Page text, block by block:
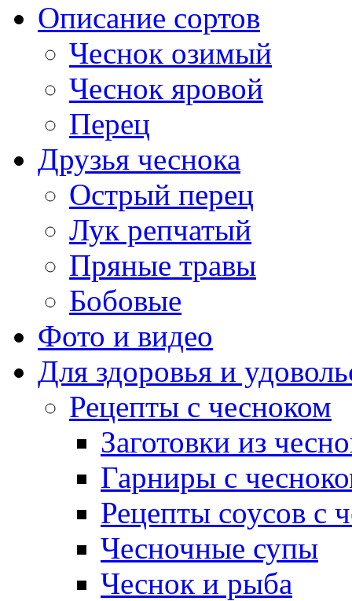
Описание сортов
Чеснок озимый
Чеснок яровой
Перец
Друзья чеснока
Острый перец
Лук репчатый
Пряные травы
Бобовые
Фото и видео
Для здоровья и
Рецепты с чесноком
Заготовки из
Гарниры с
Рецепты соусов с
Чесночные супы
Чеснок и рыба